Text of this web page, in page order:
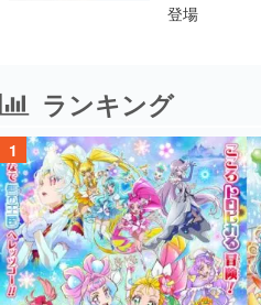
登場
ランキング
1